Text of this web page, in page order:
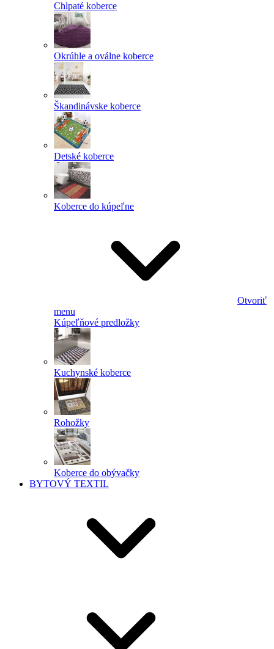
Chlpaté koberce
Okrúhle a oválne koberce
Škandinávske koberce
Detské koberce
Koberce do kúpeľne
Otvoriť
menu
Kúpeľňové predložky
Kuchynské koberce
Rohožky
Koberce do obývačky
BYTOVÝ TEXTIL